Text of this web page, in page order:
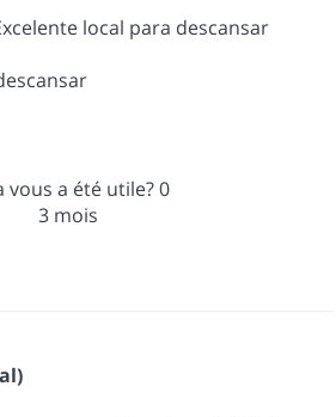
local para descansar
vous a été utile?0
3 mois